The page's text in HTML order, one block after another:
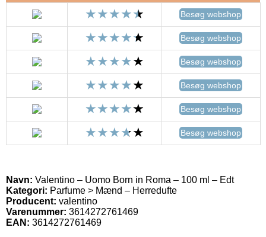
Besøg webshop
Besøg webshop
Besøg webshop
Besøg webshop
Besøg webshop
Besøg webshop
Navn: Valentino – Uomo Born in Roma – 100 ml – Edt
Kategori: Parfume > Mænd – Herredufte
Producent: valentino
Varenummer: 3614272761469
EAN: 3614272761469